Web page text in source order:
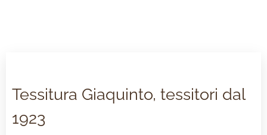
Tessitura Giaquinto, tessitori dal
1923